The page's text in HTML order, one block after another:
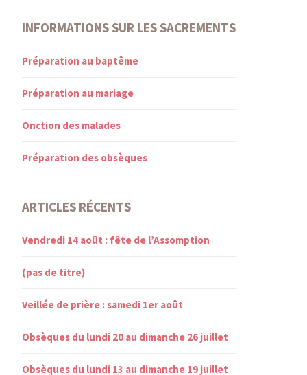
INFORMATIONS SUR LES SACREMENTS
Préparation au baptême
Préparation au mariage
Onction des malades
Préparation des obsèques
ARTICLES RÉCENTS
Vendredi 14 août : fête de l’Assomption
(pas de titre)
Veillée de prière : samedi 1er août
Obsèques du lundi 20 au dimanche 26 juillet
Obsèques du lundi 13 au dimanche 19 juillet